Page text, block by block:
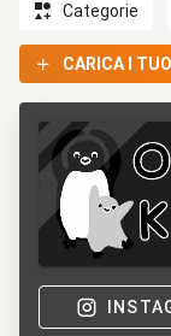
Categorie
CARICA I